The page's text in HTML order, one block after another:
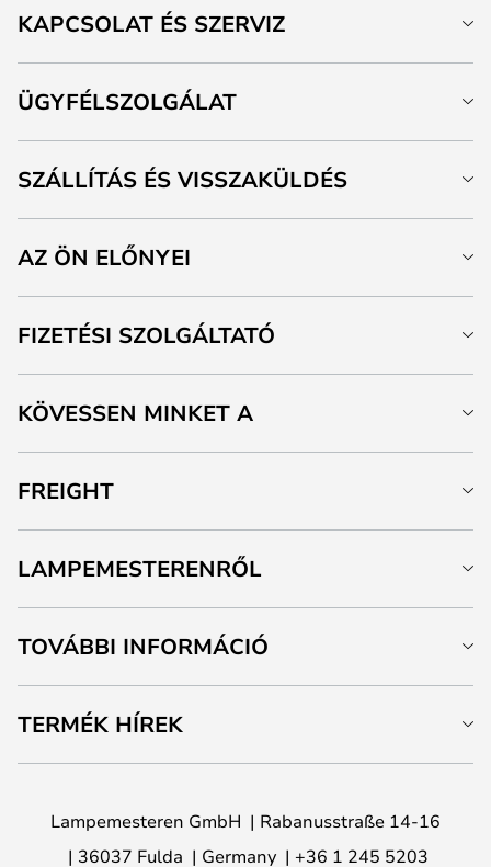
KAPCSOLAT ÉS SZERVIZ
ÜGYFÉLSZOLGÁLAT
SZÁLLÍTÁS ÉS VISSZAKÜLDÉS
AZ ÖN ELŐNYEI
FIZETÉSI SZOLGÁLTATÓ
KÖVESSEN MINKET A
FREIGHT
LAMPEMESTERENRŐL
TOVÁBBI INFORMÁCIÓ
TERMÉK HÍREK
Lampemesteren GmbH
Rabanusstraße 14-16
36037 Fulda
Germany +36 1 245 5203